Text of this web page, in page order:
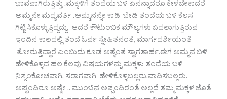
ಭಾವವಾಗಿರುತ್ತಿತ್ತು .ಮಕ್ಕಳಿಗೆ ತಂದೆಯ ಬಳಿ ಏನನ್ನಾದರೂ ಕೇಳಬೇಕಾದರೆ
ಅಮ್ಮನೇ ಮಧ್ಯವರ್ತಿ .ಅಮ್ಮನನ್ನೇ ಕಾಡಿ-ಬೇಡಿ ತಂದೆಯ ಬಳಿ ಕೆಲಸ
ಗಿಟ್ಟಿಸಿಕೊಳ್ಳುತ್ತಿದ್ದದ್ದು. ಆದರೆ ಕೌಟುಂಬಿಕ ಮೌಲ್ಯಗಳು ಬದಲಾಗುತ್ತಿರುವ
ಇಂದಿನ ಕಾಲದಲ್ಲಿ ತಂದೆ ಓರ್ವ ಸ್ನೇಹಿತನಂತೆ, ಮಾರ್ಗದರ್ಶಿಯಂತೆ
ತೋರುತ್ತಿದ್ದಾರೆ ಎಂಬುದು ಕೂಡ ಅತ್ಯಂತ ಸ್ವಾಗತಾರ್ಹ.ಈಗ ಅಮ್ಮನ ಬಳಿ
ಹೇಳಿಕೊಳ್ಳದ ಹಲ ಕೆಲವು ವಿಷಯಗಳನ್ನು ಮಕ್ಕಳು ತಂದೆಯ ಬಳಿ
ನಿಸ್ಸಂಕೋಚವಾಗಿ, ಸರಾಗವಾಗಿ ಹೇಳಿಕೊಳ್ಳಬಲ್ಲರು,ವಾದಿಸಬಲ್ಲರು.
ಅಪ್ಪಂದಿರೂ ಅಷ್ಟೇ .. ಮುಂಚಿನ ಅಪ್ಪಂದಿರಂತೆ ಅಲ್ಲದೆ ತಮ್ಮ ಮಕ್ಕಳ ಜೊತೆ